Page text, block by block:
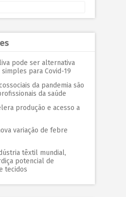
pode ser alternativa
simples para Covid-19
da pandemia são
da saúde
produção e acesso a
variação de febre
têxtil mundial,
potencial de
tecidos